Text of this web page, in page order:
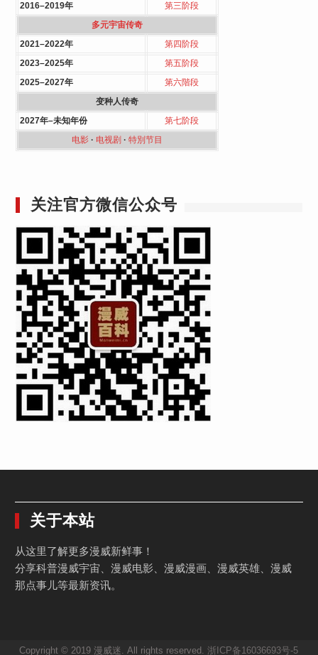
2016–2019年
第三阶段
多元宇宙传奇
2021–2022年
第四阶段
2023–2025年
第五阶段
2025–2027年
第六階段
变种人传奇
2027年–未知年份
第七阶段
电影· 电视剧 · 特別节目
关注官方微信公众号
关于本站
从这里了解更多漫威新鲜事！
分享科普漫威宇宙、漫威电影、漫威漫画、漫威英雄、漫威
那点事儿等最新资讯。
Copyright © 2019 漫威迷. All rights reserved.浙ICP备16036693号-5